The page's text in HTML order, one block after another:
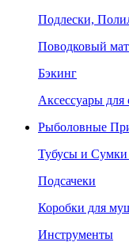
Подлески,
Поводковый
Бэкинг
Аксессуары для
Рыболовные
Тубусы и Сумки
Подсачеки
Коробки для
Инструменты